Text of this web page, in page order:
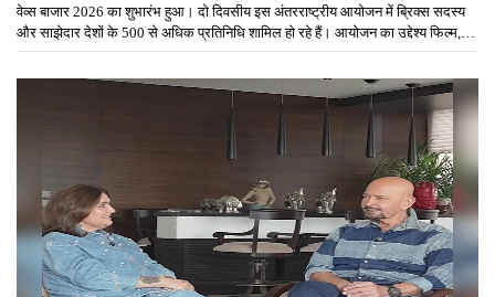
वेव्स बाजार 2026 का शुभारंभ हुआ। दो दिवसीय इस अंतरराष्ट्रीय आयोजन में ब्रिक्स सदस्य
और साझेदार देशों के 500 से अधिक प्रतिनिधि शामिल हो रहे हैं। आयोजन का उद्देश्य फिल्म,
टेलीविजन, एनीमेशन, वीएफएक्स, गेमिंग, संगीत और डिजिटल मीडिया समेत रचनात्मक उद्योगों में